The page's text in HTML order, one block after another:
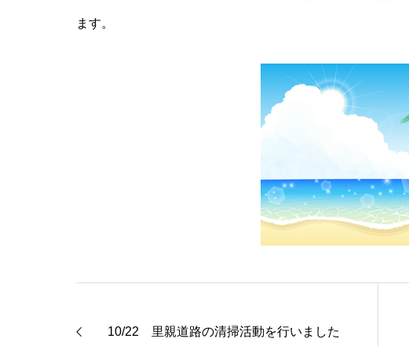
ます。
10/22 里親道路の清掃活動を行いました